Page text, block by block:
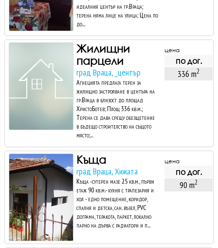
идеалния център на гр.Враца;
терена няма лице на улица; Цена по
до...
Жилищни
парцели
град Враца, _център
Агнецията предлага терен за
жилищно застрояване в центъра на
гр.Враца в близост до площад
ХристоБотев; Площ 336 кв.м.;
Терена се дава срещу обезщетение
в бъдещо строителство на същото
място;...
цена
по дог.
336 m2
Къща
град Враца, Хижата
Къща -сутерен мазе 25 кв.м., първи
етаж 90 кв.м.- кухня с трапезария и
хол - едно помещение, коридор,
спалня и детска, сан. възел, PVC
дограма, теракота, паркет, локално
парно на дърва с радиатори и п...
цена
по дог.
90 m2